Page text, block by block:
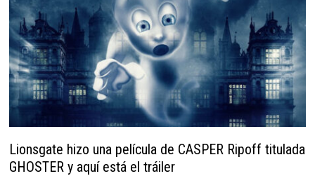
Lionsgate hizo una película de CASPER Ripoff titulada
GHOSTER y aquí está el tráiler